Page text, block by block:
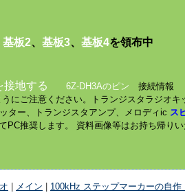
基板2、 基板3、 基板4を領布中
接地する 6Z-DH3Aのピン 接続情報
ご注意ください。トランジスタラジオ
ター、トランジスタアンプ、メロディic ス
推奨します。 資料画像等はお持ち帰り
メイン 100kHz ステップマーカーの自